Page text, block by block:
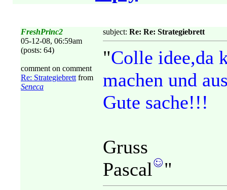
FreshPrinc2
05-12-08, 06:59am
(posts: 64)
comment on comment
Re: Strategiebrett from
Seneca
subject: Re: Re: Strategiebrett
"Colle idee,da
machen und
Gute sache!!!
Gruss
Pascal
"